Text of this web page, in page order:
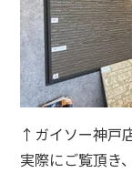
↑ガイソー神戸
実際にご覧頂き